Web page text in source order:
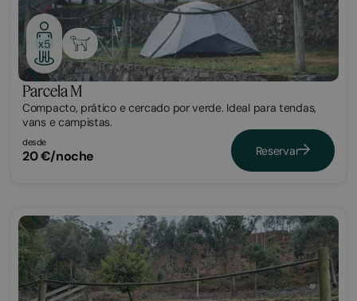
x5
Parcela M
Compacto, prático e cercado por verde. Ideal para tendas,
vans e campistas.
desde
20 €/noche Reservar
Parcela